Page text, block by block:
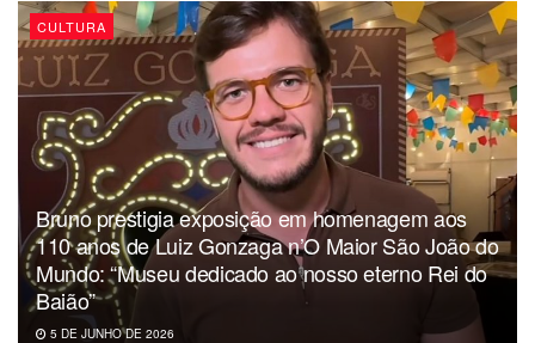
CULTURA
Bruno prestigia exposição em homenagem aos
110 anos de Luiz Gonzaga n’O Maior São João do
Mundo: “Museu dedicado ao nosso eterno Rei do
Baião”
5 DE JUNHO DE 2026